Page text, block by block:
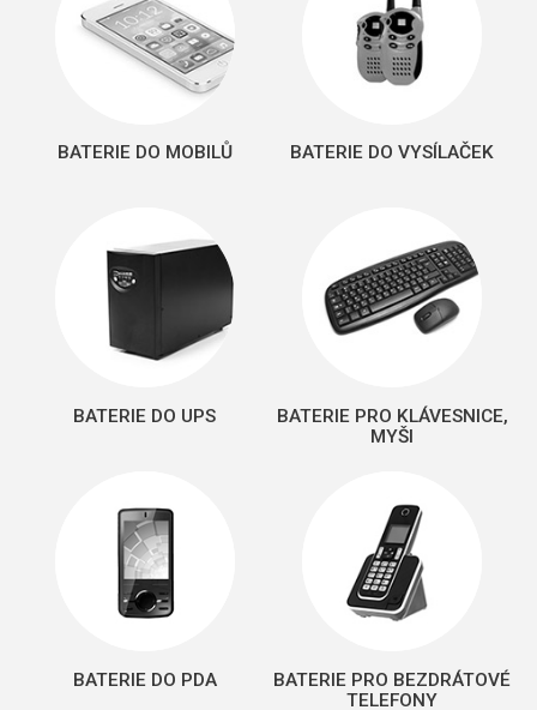
BATERIE DO MOBILŮ BATERIE DO VYSÍLAČEK
BATERIE DO UPS
BATERIE PRO KLÁVESNICE,
MYŠI
BATERIE DO PDA
BATERIE PRO BEZDRÁTOVÉ
TELEFONY